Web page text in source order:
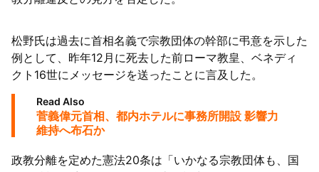
松野氏は過去に首相名義で宗教団体の幹部に弔意を示した
例として、昨年12月に死去した前ローマ教皇、ベネディ
クト16世にメッセージを送ったことに言及した。
Read Also
菅義偉元首相、都内ホテルに事務所開設 影響力
維持へ布石か
政教分離を定めた憲法20条は「いかなる宗教団体も、国